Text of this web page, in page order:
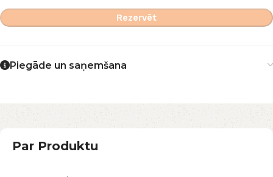
Rezervēt
Piegāde un saņemšana
Par Produktu